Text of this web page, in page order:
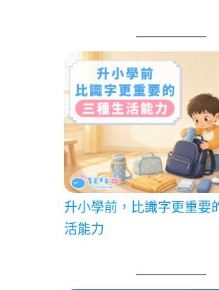
升小學前，比識字更重要
活能力